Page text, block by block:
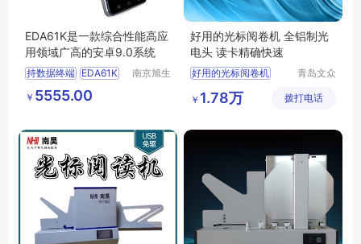
EDA61K是一款综合性能高应
用领域广高的安卓9.0系统
持数据终端 EDA61K
霍尼韦尔
南京旭生
￥ 5555.00
好用的光标阅卷机 全铝制光
电头 读卡精确快速
好用的光标阅卷机
青岛文众
有限公司
￥ 1.78万 拨打电话